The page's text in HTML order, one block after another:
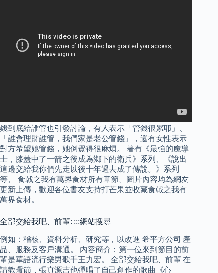
錢到底給誰管也引發討論，有人表示「管錢很累耶」、
「誰會理財誰管，我們家是老公管錢」，還有女性表示
對方希望她管錢，她倒覺得很麻煩。 著有《最強的魔導
士，膝蓋中了一箭之後成為鄉下的衛兵》系列、《說出
這邊交給我你們先走以後十年過去成了傳說。》系列
等。 食戟之我有萬界食材所有章節、圖片內容均為網友
更新上傳，歡迎各位書友支持打芒果並收藏食戟之我有
萬界食材。
全部交給我吧、前輩: :::網站搜尋
例如：稽核、資料分析、研究等，以改進 希平方公司 產
品、服務及客戶溝通。 內容簡介：第一位來到節目的前
輩是華語流行樂男歌手王力宏。 全部交給我吧、前輩 在
請教環節，張真源吉他彈唱了自己創作的歌曲《心